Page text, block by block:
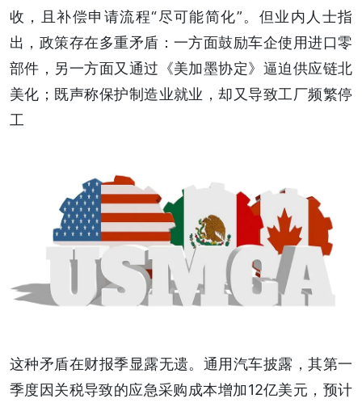
收，且补偿申请流程“尽可能简化”。但业内人士指
出，政策存在多重矛盾：一方面鼓励车企使用进口零
部件，另一方面又通过《美加墨协定》逼迫供应链北
美化；既声称保护制造业就业，却又导致工厂频繁停
工
这种矛盾在财报季显露无遗。通用汽车披露，其第一
季度因关税导致的应急采购成本增加12亿美元，预计